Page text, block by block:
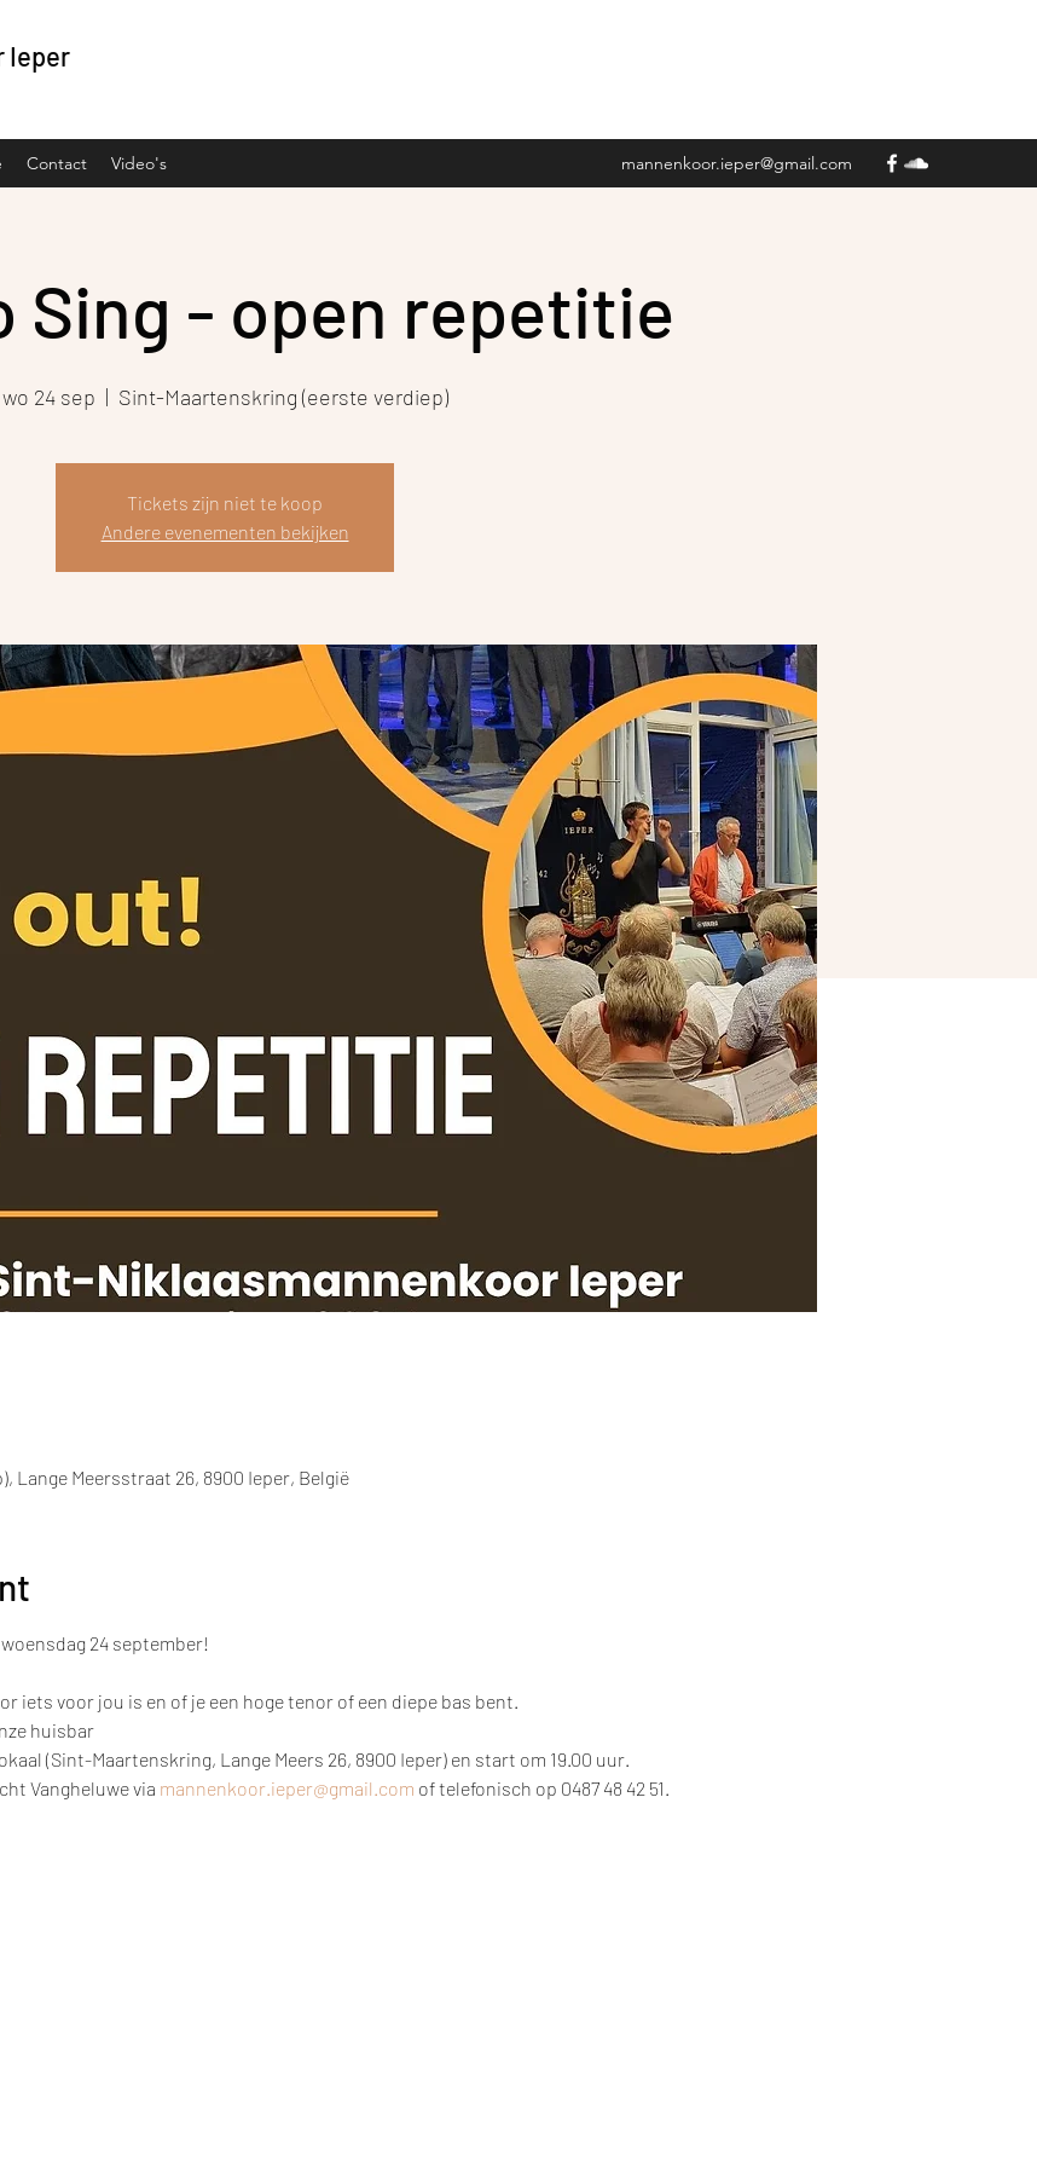
Ieper
Contact Video's mannenkoor.ieper@gmail.com
Sing - open repetitie
wo 24 sep
  |
Sint-Maartenskring (eerste verdiep)
Tickets zijn niet te koop
Andere evenementen bekijken
Lange Meersstraat 26, 8900 Ieper, België
24 september!
iets voor jou is en of je een hoge tenor of een diepe bas bent.
huisbar
(Sint-Maartenskring, Lange Meers 26, 8900 Ieper) en start om 19.00 uur.
Vangheluwe via mannenkoor.ieper@gmail.com of telefonisch op 0487 48 42 51.